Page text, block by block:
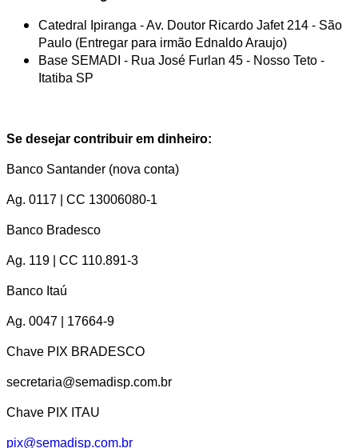
Catedral Ipiranga - Av. Doutor Ricardo Jafet 214 - São
Paulo (Entregar para irmão Ednaldo Araujo)
Base SEMADI - Rua José Furlan 45 - Nosso Teto -
Itatiba SP
Se desejar contribuir em dinheiro:
Banco Santander (nova conta)
Ag. 0117 | CC 13006080-1
Banco Bradesco
Ag. 119 | CC 110.891-3
Banco Itaú
Ag. 0047 | 17664-9
Chave PIX BRADESCO
secretaria@semadisp.com.br
Chave PIX ITAU
pix@semadisp.com.br